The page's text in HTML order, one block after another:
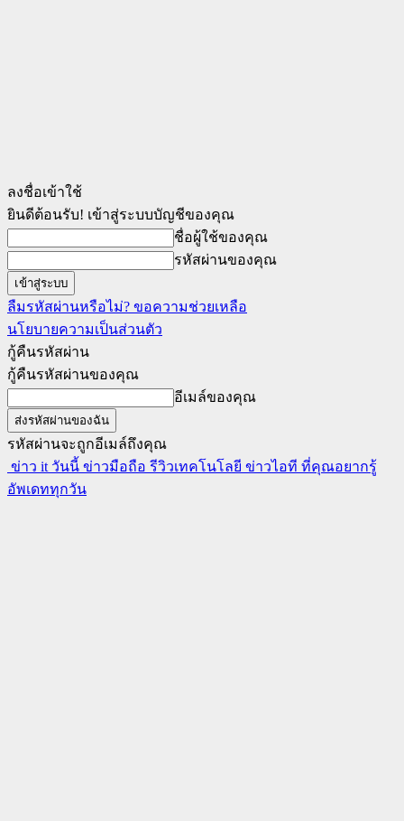
ลงชื่อเข้าใช้
ยินดีต้อนรับ! เข้าสู่ระบบบัญชีของคุณ
ชื่อผู้ใช้ของคุณ
รหัสผ่านของคุณ
ลืมรหัสผ่านหรือไม่? ขอความช่วยเหลือ
นโยบายความเป็นส่วนตัว
กู้คืนรหัสผ่าน
กู้คืนรหัสผ่านของคุณ
อีเมล์ของคุณ
รหัสผ่านจะถูกอีเมล์ถึงคุณ
ข่าว it วันนี้ ข่าวมือถือ รีวิวเทคโนโลยี ข่าวไอที ที่คุณอยากรู้
อัพเดททุกวัน